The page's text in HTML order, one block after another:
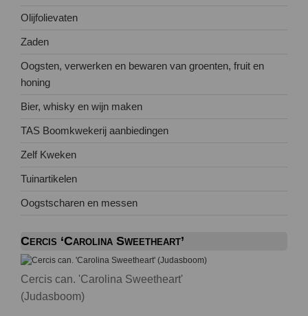
Olijfolievaten
Zaden
Oogsten, verwerken en bewaren van groenten, fruit en
honing
Bier, whisky en wijn maken
TAS Boomkwekerij aanbiedingen
Zelf Kweken
Tuinartikelen
Oogstscharen en messen
Cercis ‘Carolina Sweetheart’
Cercis can. 'Carolina Sweetheart'
(Judasboom)